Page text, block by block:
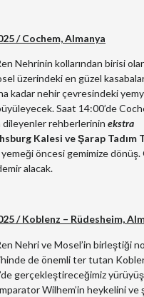
/ Cochem, Almanya
Nehrinin kollarından birisi
üzerindeki en güzel
kadar nehir çevresindeki
Saat 14:00’de
dileyenler rehberlerinin ekstra
Kalesi ve Şarap Tadım
öncesi gemimize dönüş.
alacak.
/ Koblenz – Rüdesheim,
Nehri ve Mosel’in birleştiği
de önemli ter tutan
gerçekleştireceğimiz
İmparator Wilhem’in heykelini ve